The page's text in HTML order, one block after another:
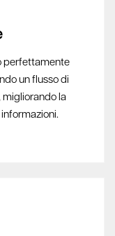
perfettamente
un flusso di
migliorando la